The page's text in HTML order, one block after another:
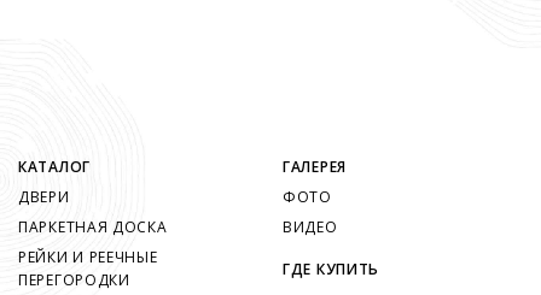
КАТАЛОГ
ДВЕРИ
ПАРКЕТНАЯ ДОСКА
РЕЙКИ И РЕЕЧНЫЕ
ПЕРЕГОРОДКИ
ГАЛЕРЕЯ
ФОТО
ВИДЕО
ГДЕ КУПИТЬ